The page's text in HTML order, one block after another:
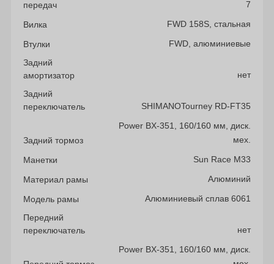
передач 7
Вилка FWD 158S, стальная
Втулки
FWD, алюминиевые
Задний
амортизатор
нет
Задний
переключатель
SHIMANOTourney RD-FT35
Задний тормоз
Power BX-351, 160/160 мм, диск.
мех.
Манетки Sun Race M33
Материал рамы Алюминий
Модель рамы
Алюминиевый сплав 6061
Передний
переключатель
нет
Power BX-351, 160/160 мм, диск.